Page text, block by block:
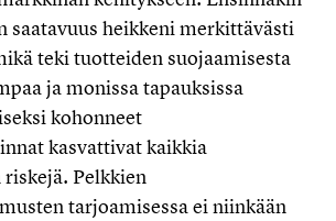
heikkeni merkittävästi
teki tuotteiden suojaamisesta
ja monissa tapauksissa
kohonneet
kasvattivat kaikkia
Pelkkien
tarjoamisessa ei niinkään